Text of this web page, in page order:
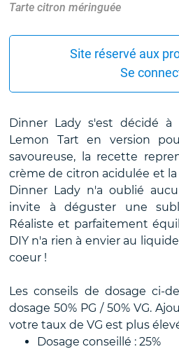
Tarte citron méringuée
Site réservé aux
Se
Dinner Lady s'est décidé à
Lemon Tart en version
savoureuse, la recette
crème de citron acidulée et
Dinner Lady n'a oublié
invite à déguster une
Réaliste et parfaitement
DIY n'a rien à envier au
coeur !
Les conseils de dosage ci-
dosage 50% PG / 50% VG.
votre taux de VG est plus
Dosage conseillé : 25%